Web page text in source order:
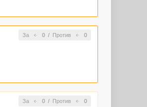
За 0/ Против 0
За 0/ Против 0